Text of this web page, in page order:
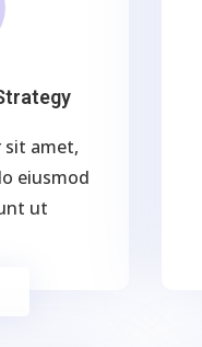
sit amet,
eiusmod
ut